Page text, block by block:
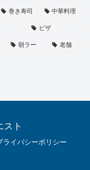
巻き寿司 中華料理
ピザ
朝ラー 老舗
スト
ライバシーポリシー